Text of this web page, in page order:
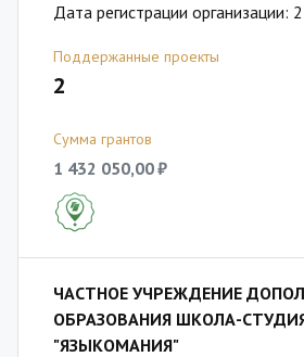
Дата регистрации организации:
Поддержанные проекты
2
Сумма грантов
1 432 050,00 ₽
ЧАСТНОЕ УЧРЕЖДЕНИЕ
ОБРАЗОВАНИЯ ШКОЛА-
"ЯЗЫКОМАНИЯ"